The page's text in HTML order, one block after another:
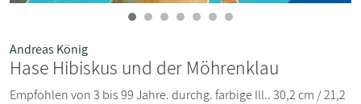
Andreas König
Hase Hibiskus und der Möhrenklau
Empfohlen von 3 bis 99 Jahre. durchg. farbige Ill.. 30,2 cm / 21,2